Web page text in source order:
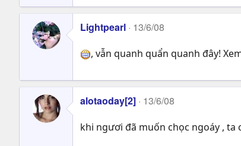
Lightpearl 13/6/08
, vẫn quanh quẩn quanh đây!
alotaoday[2] 13/6/08
khi ngươi đã muốn chọc ngoáy , ta